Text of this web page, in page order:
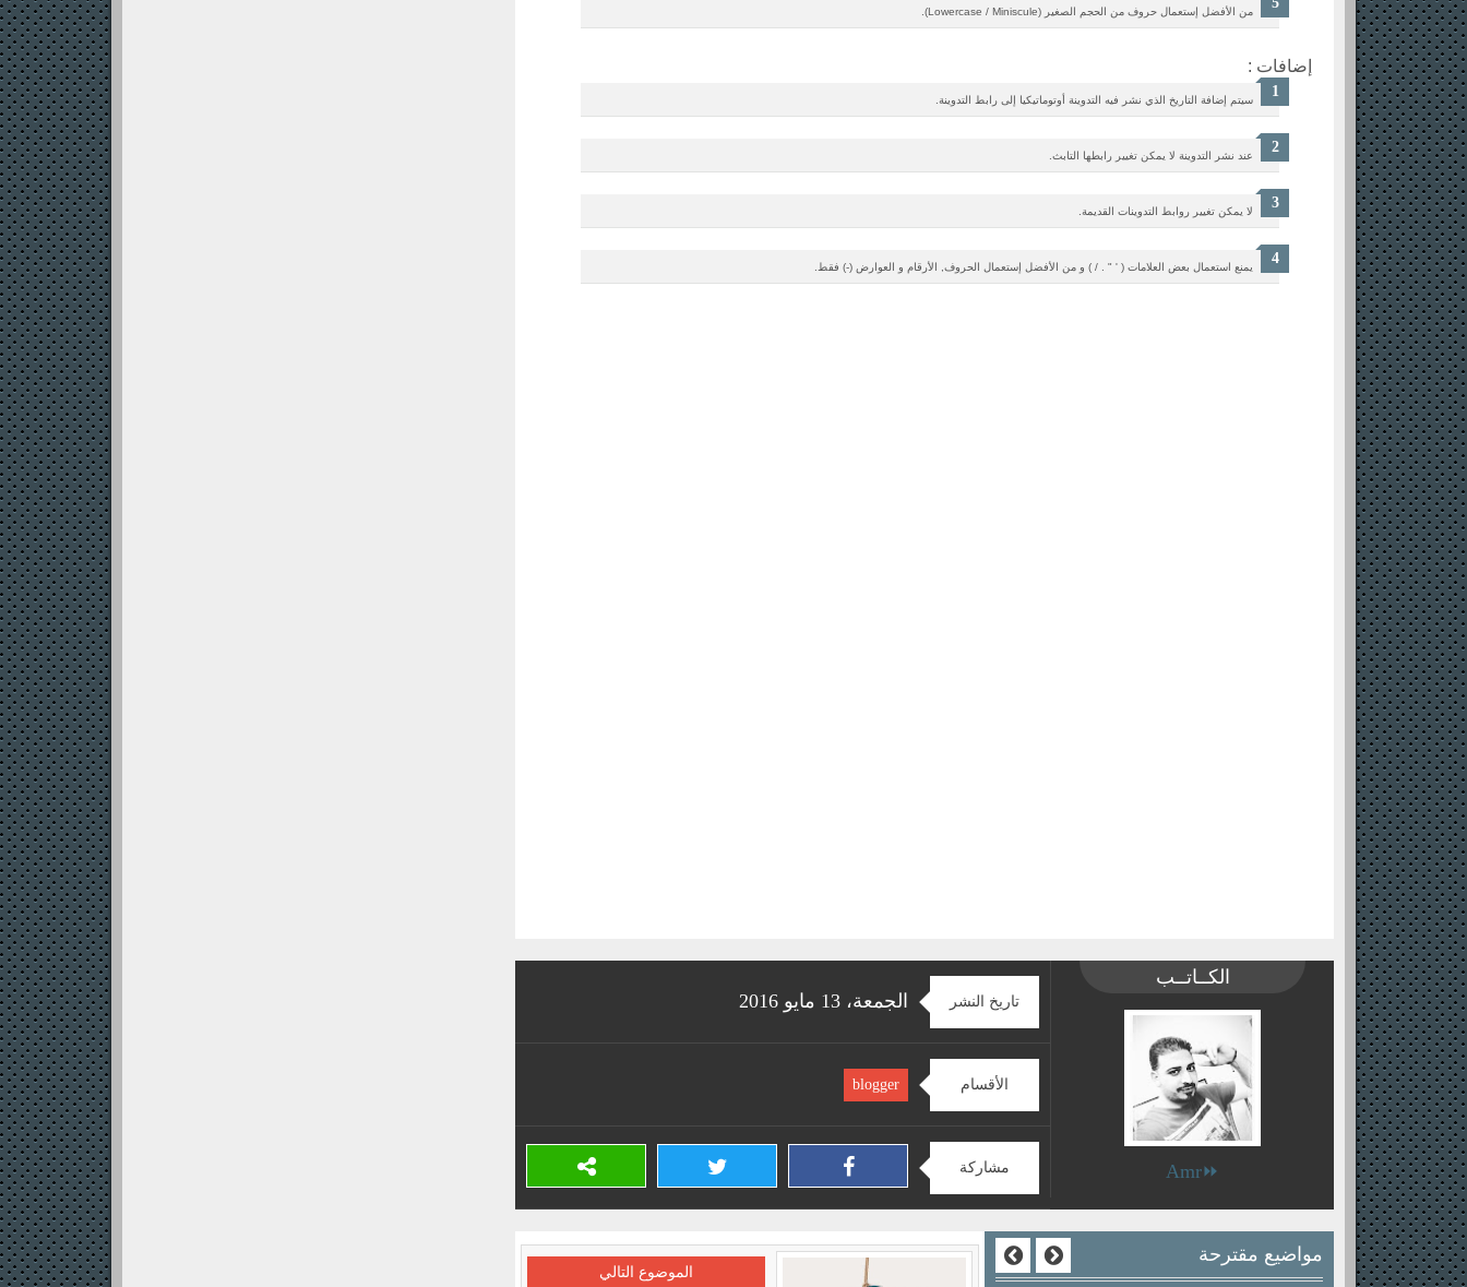
من الأفضل إستعمال حروف من الحجم الصغير (Lowercase / Miniscule).
إضافات :
سيتم إضافة التاريخ الذي نشر فيه التدوينة أوتوماتيكيا إلى رابط التدوينة.
عند نشر التدوينة لا يمكن تغيير رابطها التابث.
لا يمكن تغيير روابط التدوينات القديمة.
يمنع استعمال بعض العلامات ( ' " . / ) و من الأفضل إستعمال الحروف, الأرقام و العوارض (-) فقط.
الكــاتــب
⏩Amr
تاريخ النشر الجمعة، 13 مايو 2016
الأقسام blogger
مشاركة
مواضيع مقترحة
الموضوع التالي